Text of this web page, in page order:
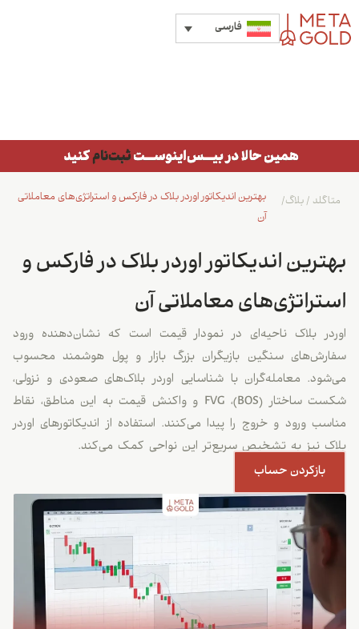
فارسی
بهترین اندیکاتور اوردر بلاک در فارکس و استراتژی‌های معاملاتی
آن
متاگلد /بلاگ/
بهترین اندیکاتور اوردر بلاک در فارکس و
استراتژی‌های معاملاتی آن
اوردر بلاک ناحیه‌ای در نمودار قیمت است که نشان‌دهنده ورود
سفارش‌های سنگین بازیگران بزرگ بازار و پول هوشمند محسوب
می‌شود. معامله‌گران با شناسایی اوردر بلاک‌های صعودی و نزولی،
شکست ساختار (BOS)، FVG و واکنش قیمت به این مناطق، نقاط
مناسب ورود و خروج را پیدا می‌کنند. استفاده از اندیکاتورهای اوردر
بلاک نیز به تشخیص سریع‌تر این نواحی کمک می‌کند.
بازکردن حساب